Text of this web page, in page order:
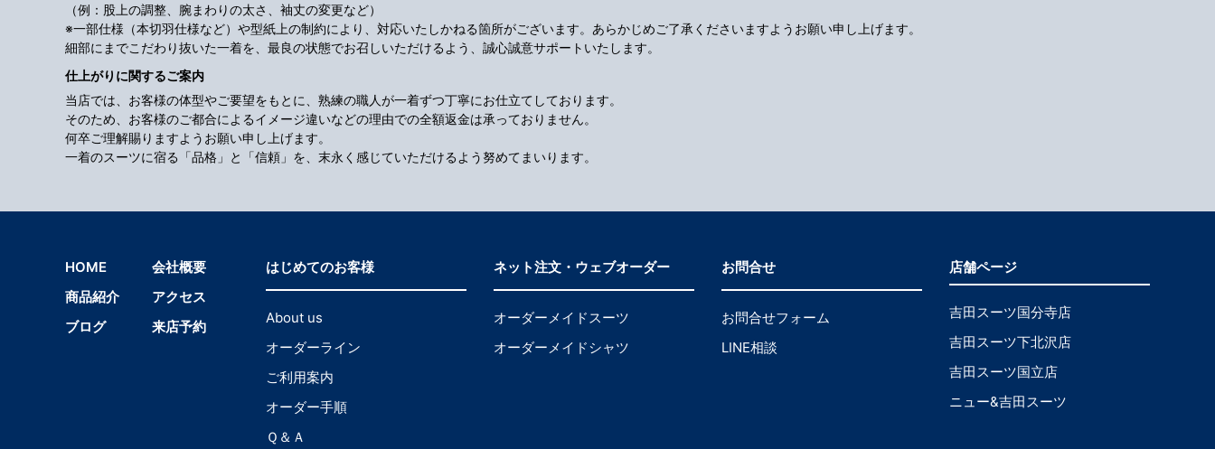
（例：股上の調整、腕まわりの太さ、袖丈の変更など）
※一部仕様（本切羽仕様など）や型紙上の制約により、対応いたしかねる箇所がございます。あらかじめご了承くださいますようお願い申し上げます。
細部にまでこだわり抜いた一着を、最良の状態でお召しいただけるよう、誠心誠意サポートいたします。
仕上がりに関するご案内
当店では、お客様の体型やご要望をもとに、熟練の職人が一着ずつ丁寧にお仕立てしております。
そのため、お客様のご都合によるイメージ違いなどの理由での全額返金は承っておりません。
何卒ご理解賜りますようお願い申し上げます。
一着のスーツに宿る「品格」と「信頼」を、末永く感じていただけるよう努めてまいります。
HOME
商品紹介
ブログ
会社概要
アクセス
来店予約
はじめてのお客様
About us
オーダーライン
ご利用案内
オーダー手順
Ｑ＆Ａ
ネット注文・ウェブオーダー
オーダーメイドスーツ
オーダーメイドシャツ
お問合せ
お問合せフォーム
LINE相談
店舗ページ
吉田スーツ国分寺店
吉田スーツ下北沢店
吉田スーツ国立店
ニュー&吉田スーツ